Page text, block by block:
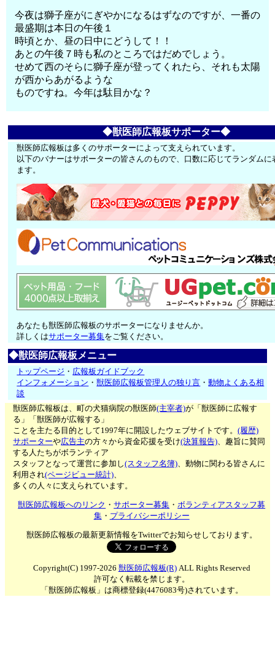
今夜は獅子座がにぎやかになるはずなのですが、一番の
最盛期は本日の午後１
時頃とか、昼の日中にどうして！！
あとの午後７時も私のところではだめでしょう。
せめて西のそらに獅子座が登ってくれたら、それも太陽
が西からあがるような
ものですね。今年は駄目かな？
◆獣医師広報板サポーター◆
獣医師広報板は多くのサポーターによって支えられています。
以下のバナーはサポーターの皆さんのもので、口数に応じてランダムに
ます。
あなたも獣医師広報板のサポーターになりませんか。
詳しくはサポーター募集をご覧ください。
◆獣医師広報板メニュー
トップページ ・ 広報板ガイドブック
インフォメーション ・獣医師広報板管理人の独り言 ・動物よくある相
談
獣医師広報板は、町の犬猫病院の獣医師(主宰者)が「獣医師に広報す
る」「獣医師が広報する」
ことを主たる目的として1997年に開設したウェブサイトです。(履歴)
サポーターや広告主の方々から資金応援を受け(決算報告)、趣旨に賛同
する人たちがボランティア
スタッフとなって運営に参加し(スタッフ名簿)、動物に関わる皆さんに
利用され(ページビュー統計)、
多くの人々に支えられています。
獣医師広報板へのリンク ・サポーター募集 ・ボランティアスタッフ募
集・ プライバシーポリシー
獣医師広報板の最新更新情報をTwitterでお知らせしております。
Copyright(C) 1997-2026 獣医師広報板(R)ALL Rights Reserved
許可なく転載を禁じます。
「獣医師広報板」は商標登録(4476083号)されています。